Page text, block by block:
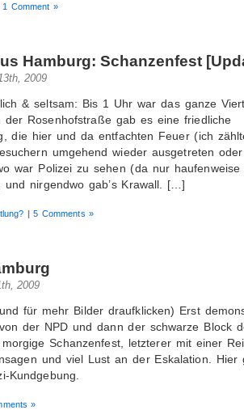
1 Comment »
Hamburg: Schanzenfest
2009
& seltsam: Bis 1 Uhr war das ganze
der Rosenhofstraße gab es eine friedliche
die hier und da entfachten Feuer (ich
umgehend wieder ausgetreten oder
war Polizei zu sehen (da nur haufenweise
und nirgendwo gab’s Krawall. […]
| 5 Comments »
2009
für mehr Bilder draufklicken) Erst
der NPD und dann der schwarze Block
Schanzenfest, letzterer mit einer
und viel Lust an der Eskalation. Hier
Kundgebung.
»